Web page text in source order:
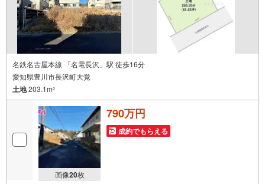
名鉄名古屋本線 「名電長沢」駅 徒歩16分
愛知県豊川市長沢町大覚
土地203.1m2
画像20枚
790万円
成約でもらえる